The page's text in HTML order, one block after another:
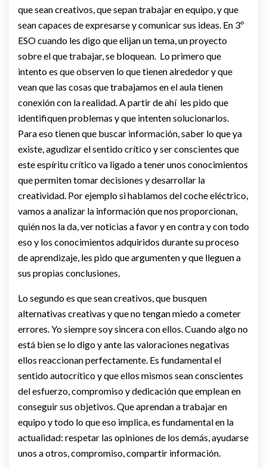
que sean creativos, que sepan trabajar en equipo, y que
sean capaces de expresarse y comunicar sus ideas. En 3º
ESO cuando les digo que elijan un tema, un proyecto
sobre el que trabajar, se bloquean. Lo primero que
intento es que observen lo que tienen alrededor y que
vean que las cosas que trabajamos en el aula tienen
conexión con la realidad. A partir de ahí les pido que
identifiquen problemas y que intenten solucionarlos.
Para eso tienen que buscar información, saber lo que ya
existe, agudizar el sentido crítico y ser conscientes que
este espíritu crítico va ligado a tener unos conocimientos
que permiten tomar decisiones y desarrollar la
creatividad. Por ejemplo si hablamos del coche eléctrico,
vamos a analizar la información que nos proporcionan,
quién nos la da, ver noticias a favor y en contra y con todo
eso y los conocimientos adquiridos durante su proceso
de aprendizaje, les pido que argumenten y que lleguen a
sus propias conclusiones.
Lo segundo es que sean creativos, que busquen
alternativas creativas y que no tengan miedo a cometer
errores. Yo siempre soy sincera con ellos. Cuando algo no
está bien se lo digo y ante las valoraciones negativas
ellos reaccionan perfectamente. Es fundamental el
sentido autocrítico y que ellos mismos sean conscientes
del esfuerzo, compromiso y dedicación que emplean en
conseguir sus objetivos. Que aprendan a trabajar en
equipo y todo lo que eso implica, es fundamental en la
actualidad: respetar las opiniones de los demás, ayudarse
unos a otros, compromiso, compartir información.